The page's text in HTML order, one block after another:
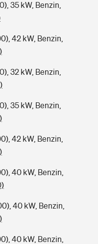
35 kW, Benzin,
42 kW, Benzin,
32 kW, Benzin,
35 kW, Benzin,
42 kW, Benzin,
40 kW, Benzin,
40 kW, Benzin,
40 kW, Benzin,